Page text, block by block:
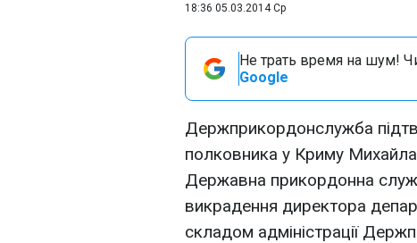
18:36 05.03.2014 Ср
Не трать время на шум!
Google
Держприкордонслужба
полковника у Криму
Державна прикордонна
викрадення директора
складом адміністрації